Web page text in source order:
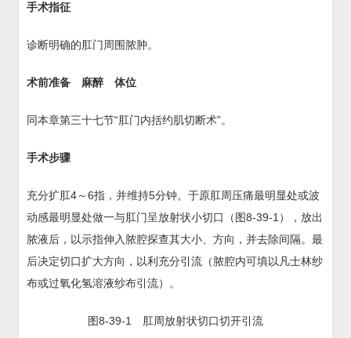
手术指征
诊断明确的肛门周围脓肿。
术前准备 麻醉 体位
同本章第三十七节“肛门内括约肌切断术”。
手术步骤
充分扩肛4～6指，并维持5分钟。于原肛周压痛最明显处或波
动感最明显处做一与肛门呈放射状小切口（图8-39-1），放出
脓液后，以示指伸入脓腔探查其大小、方向，并去除间隔。最
后决定切口扩大方向，以利充分引流（脓腔内可填以凡士林纱
布或过氧化氢溶液纱布引流）。
图8-39-1 肛周放射状切口切开引流